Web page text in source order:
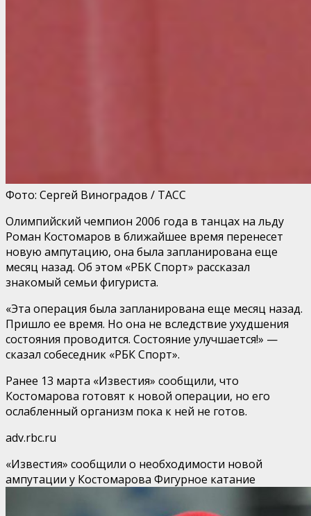
Фото: Сергей Виноградов / ТАСС
Олимпийский чемпион 2006 года в танцах на льду
Роман Костомаров в ближайшее время перенесет
новую ампутацию, она была запланирована еще
месяц назад. Об этом «РБК Спорт» рассказал
знакомый семьи фигуриста.
«Эта операция была запланирована еще месяц назад.
Пришло ее время. Но она не вследствие ухудшения
состояния проводится. Состояние улучшается!» —
сказал собеседник «РБК Спорт».
Ранее 13 марта «Известия» сообщили, что
Костомарова готовят к новой операции, но его
ослабленный организм пока к ней не готов.
adv.rbc.ru
«Известия» сообщили о необходимости новой
ампутации у Костомарова Фигурное катание